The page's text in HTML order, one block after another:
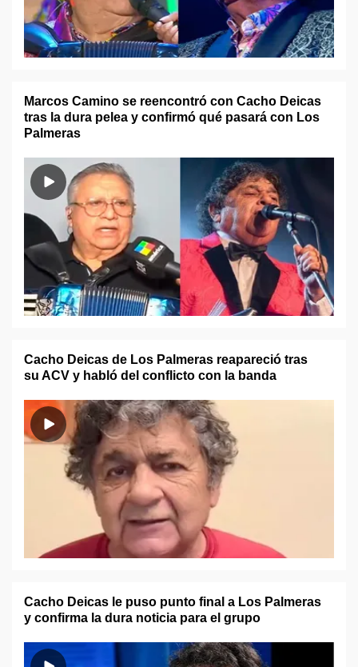
Marcos Camino se reencontró con Cacho Deicas
tras la dura pelea y confirmó qué pasará con Los
Palmeras
Cacho Deicas de Los Palmeras reapareció tras
su ACV y habló del conflicto con la banda
Cacho Deicas le puso punto final a Los Palmeras
y confirma la dura noticia para el grupo